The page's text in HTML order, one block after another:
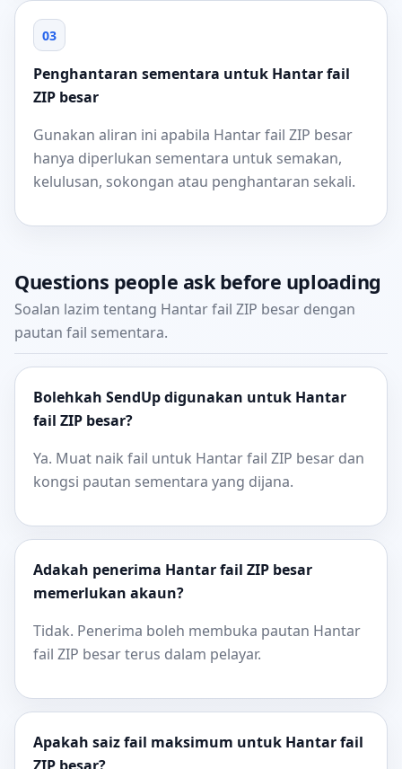
03
Penghantaran sementara untuk Hantar fail
ZIP besar
Gunakan aliran ini apabila Hantar fail ZIP besar
hanya diperlukan sementara untuk semakan,
kelulusan, sokongan atau penghantaran sekali.
Questions people ask before uploading
Soalan lazim tentang Hantar fail ZIP besar dengan
pautan fail sementara.
Bolehkah SendUp digunakan untuk Hantar
fail ZIP besar?
Ya. Muat naik fail untuk Hantar fail ZIP besar dan
kongsi pautan sementara yang dijana.
Adakah penerima Hantar fail ZIP besar
memerlukan akaun?
Tidak. Penerima boleh membuka pautan Hantar
fail ZIP besar terus dalam pelayar.
Apakah saiz fail maksimum untuk Hantar fail